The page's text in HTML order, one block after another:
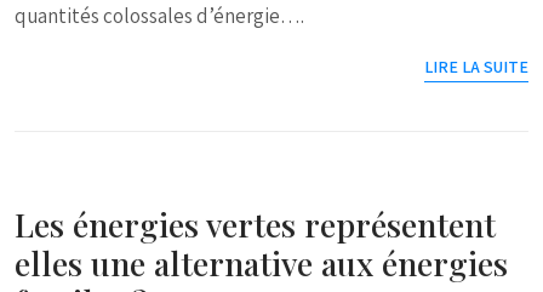
quantités colossales d’énergie….
LIRE LA SUITE
Les énergies vertes représentent
elles une alternative aux énergies